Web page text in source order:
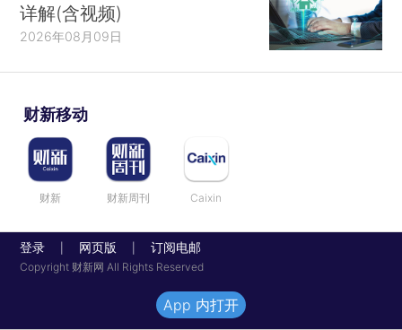
详解(含视频)
2026年08月09日
财新移动
财新 财新周刊 Caixin
登录 网页版 订阅电邮
Copyright 财新网 All Rights Reserved
App 内打开